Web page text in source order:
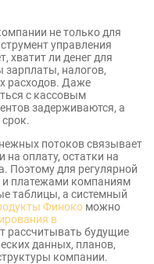
не только для
управления
хватит ли денег для
налогов,
расходов. Даже
с кассовым
задерживаются, а
потоков связывает
оплату, остатки на
Поэтому для регулярной
платежами компаниям
таблицы, а системный
Финоко можно
в
рассчитывать будущие
данных, планов,
компании.